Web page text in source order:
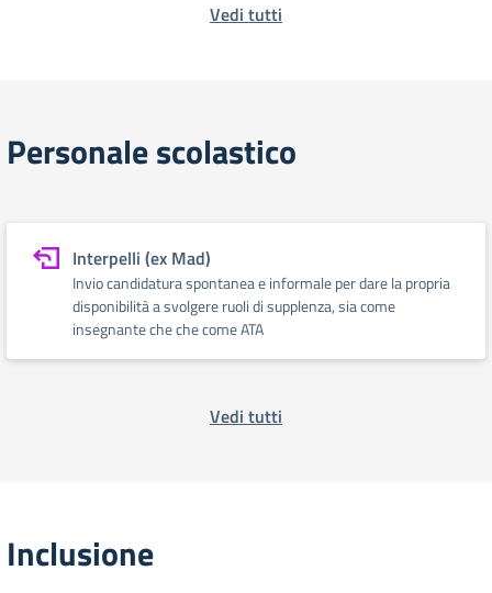
Vedi tutti
Personale scolastico
Interpelli (ex Mad)
Invio candidatura spontanea e informale per dare la propria
disponibilità a svolgere ruoli di supplenza, sia come
insegnante che che come ATA
Vedi tutti
Inclusione